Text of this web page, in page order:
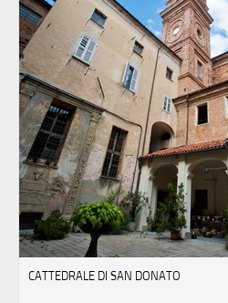
CATTEDRALE DI SAN DONATO